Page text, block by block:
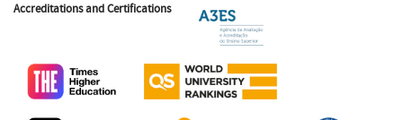
Accreditations and Certifications